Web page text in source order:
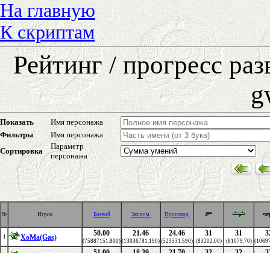
На главную
К скриптам
Рейтинг / прогресс
Показать
Имя персонажа
Фильтры
Имя персонажа
Сортировка
Параметр
персонажа
№ Игрок Боевой Эконом. Производ.
1 XoMa(Gas) 50.00
(75887151.800)
21.46
(13036781.190)
24.46
(523531.590)
31
(83202.00)
31
(81079.70)